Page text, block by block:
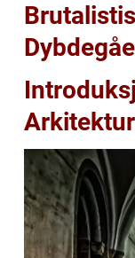
Arkitektur